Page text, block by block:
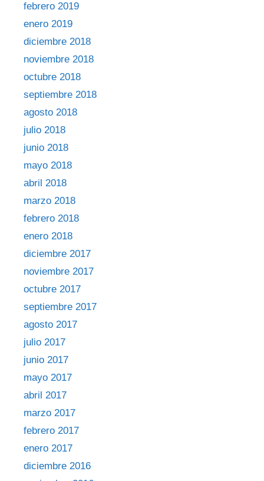
febrero 2019
enero 2019
diciembre 2018
noviembre 2018
octubre 2018
septiembre 2018
agosto 2018
julio 2018
junio 2018
mayo 2018
abril 2018
marzo 2018
febrero 2018
enero 2018
diciembre 2017
noviembre 2017
octubre 2017
septiembre 2017
agosto 2017
julio 2017
junio 2017
mayo 2017
abril 2017
marzo 2017
febrero 2017
enero 2017
diciembre 2016